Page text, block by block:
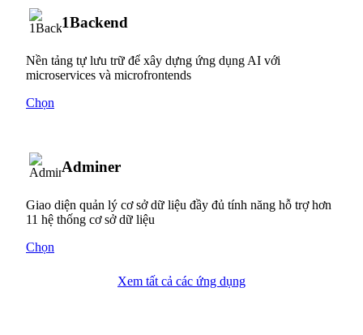
1Backend
Nền tảng tự lưu trữ để xây dựng ứng dụng AI với
microservices và microfrontends
Chọn
Adminer
Giao diện quản lý cơ sở dữ liệu đầy đủ tính năng hỗ trợ hơn
11 hệ thống cơ sở dữ liệu
Chọn
Xem tất cả các ứng dụng